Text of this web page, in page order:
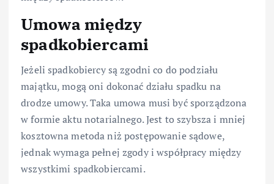
Umowa między
spadkobiercami
Jeżeli spadkobiercy są zgodni co do podziału
majątku, mogą oni dokonać działu spadku na
drodze umowy. Taka umowa musi być sporządzona
w formie aktu notarialnego. Jest to szybsza i mniej
kosztowna metoda niż postępowanie sądowe,
jednak wymaga pełnej zgody i współpracy między
wszystkimi spadkobiercami.